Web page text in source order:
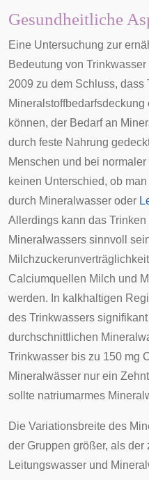
Gesundheitliche
Eine Untersuchung zur
Bedeutung von
2009 zu dem Schluss,
können, der Bedarf an
durch feste Nahrung
Menschen und bei
keinen Unterschied, ob
durch Mineralwasser oder
Allerdings kann das
Mineralwassers sinnvoll
Milchzuckerunverträglichkeit
Calciumquellen Milch und
werden. In kalkhaltigen
des Trinkwassers
durchschnittlichen
Trinkwasser bis zu 150 mg
Mineralwässer nur ein
sollte natriumarmes
Die Variationsbreite des
der Gruppen größer, als
Leitungswasser und